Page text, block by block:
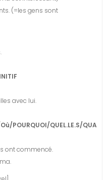
(=les gens sont
avec lui.
POURQUOI/QUEL.LE.S/QUA
ont commencé.